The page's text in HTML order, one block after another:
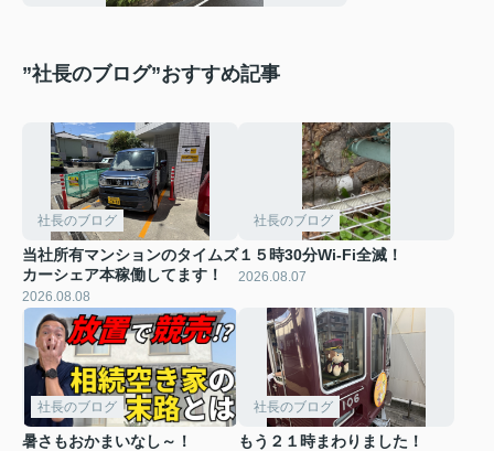
”社長のブログ”おすすめ記事
社長のブログ
当社所有マンションのタイムズ
カーシェア本稼働してます！
2026.08.08
社長のブログ
１５時30分Wi-Fi全滅！
2026.08.07
社長のブログ
暑さもおかまいなし～！
社長のブログ
もう２１時まわりました！